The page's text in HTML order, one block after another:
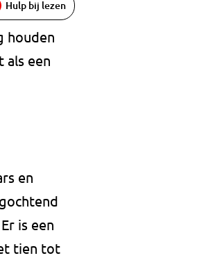
Hulp bij lezen
houden
als een
en
is een
tien tot